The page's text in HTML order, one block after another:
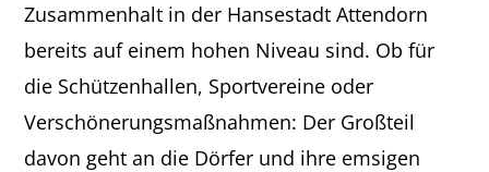
Zusammenhalt in der Hansestadt Attendorn
bereits auf einem hohen Niveau sind. Ob für
die Schützenhallen, Sportvereine oder
Verschönerungsmaßnahmen: Der Großteil
davon geht an die Dörfer und ihre emsigen